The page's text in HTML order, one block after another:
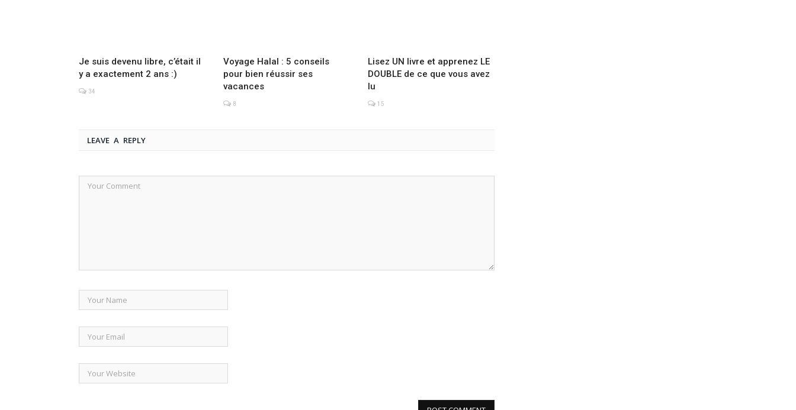
Je suis devenu libre, c’était il
y a exactement 2 ans :)
34
Voyage Halal : 5 conseils
pour bien réussir ses
vacances
8
Lisez UN livre et apprenez LE
DOUBLE de ce que vous avez
lu
15
LEAVE A REPLY